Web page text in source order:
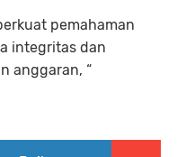
pemahaman
integritas dan
anggaran, “